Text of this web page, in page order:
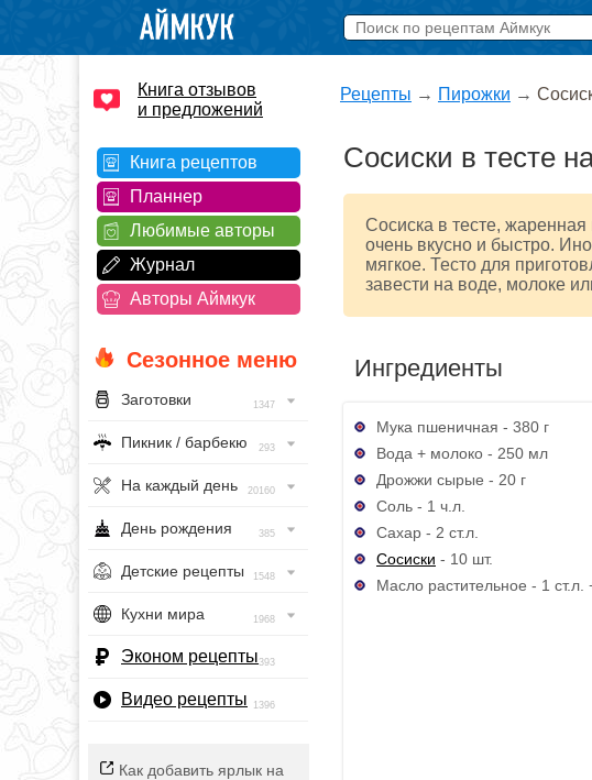
Книга отзывов
и предложений
Книга рецептов
Планнер
Любимые авторы
Журнал
Авторы Аймкук
Сезонное меню
Заготовки 1347
Пикник / барбекю 293
На каждый день 20160
День рождения 385
Детские рецепты 1548
Кухни мира 1968
Эконом рецепты393
Видео рецепты 1396
Как добавить ярлык на
Рецепты → Пирожки →
Сосиски в тесте
Сосиска в тесте, жаренная
очень вкусно и быстро.
мягкое. Тесто для
завести на воде, молоке
Ингредиенты
Мука пшеничная - 380 г
Вода + молоко - 250 мл
Дрожжи сырые - 20 г
Соль - 1 ч.л.
Сахар - 2 ст.л.
Сосиски - 10 шт.
Масло растительное - 1 ст.л.